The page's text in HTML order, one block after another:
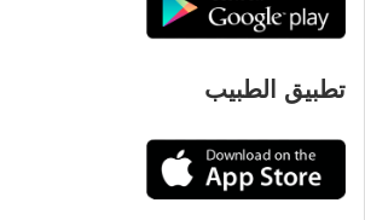
تطبيق الطبيب